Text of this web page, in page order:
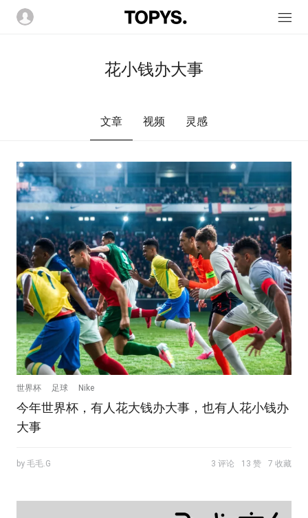
花小钱办大事
文章 视频 灵感
世界杯 足球 Nike
今年世界杯，有人花大钱办大事，也有人花小钱办
大事
by 毛毛.G 3 评论 13 赞 7 收藏